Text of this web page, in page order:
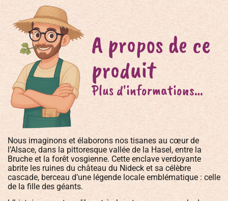
A propos de ce
produit
Plus d'informations…
Nous imaginons et élaborons nos tisanes au cœur de
l’Alsace, dans la pittoresque vallée de la Hasel, entre la
Bruche et la forêt vosgienne. Cette enclave verdoyante
abrite les ruines du château du Nideck et sa célèbre
cascade, berceau d’une légende locale emblématique : celle
de la fille des géants.